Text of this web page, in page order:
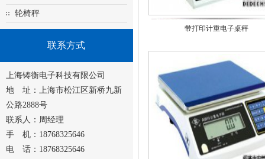
轮椅秤
联系方式
上海铸衡电子科技有限公司
地 址：上海市松江区新桥九新
公路2888号
联系人：周经理
手 机：18768325646
电 话：18768325646
带打印计重电子桌秤